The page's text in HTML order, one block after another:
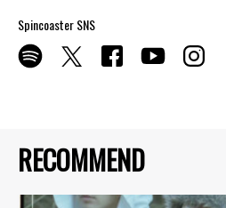
RECOMMEND
Spincoaster SNS